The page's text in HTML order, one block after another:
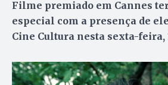
Filme premiado em Cannes
especial com a presença de
Cine Cultura nesta sexta-feira,